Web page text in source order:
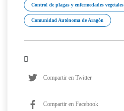
Control de plagas y enfermedades vegetales
Comunidad Autónoma de Aragón
Compartir en Twitter
Compartir en Facebook